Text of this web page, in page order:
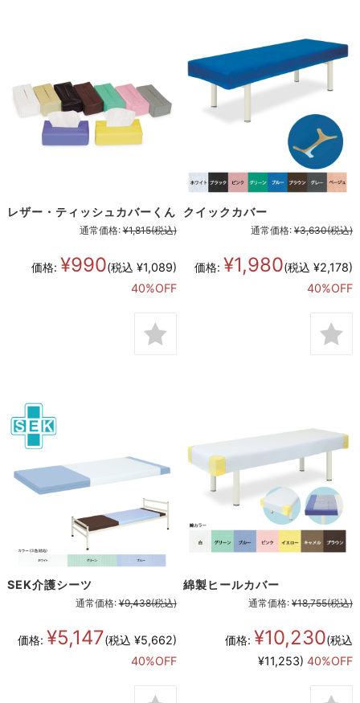
レザー・ティッシュカバーくん
通常価格: ¥1,815(税込)
価格: ¥990(税込 ¥1,089)
40%OFF
クイックカバー
通常価格: ¥3,630(税込)
価格: ¥1,980(税込 ¥2,178)
40%OFF
SEK介護シーツ
通常価格: ¥9,438(税込)
価格: ¥5,147(税込 ¥5,662)
40%OFF
綿製ヒールカバー
通常価格: ¥18,755(税込)
価格: ¥10,230(税込
¥11,253) 40%OFF